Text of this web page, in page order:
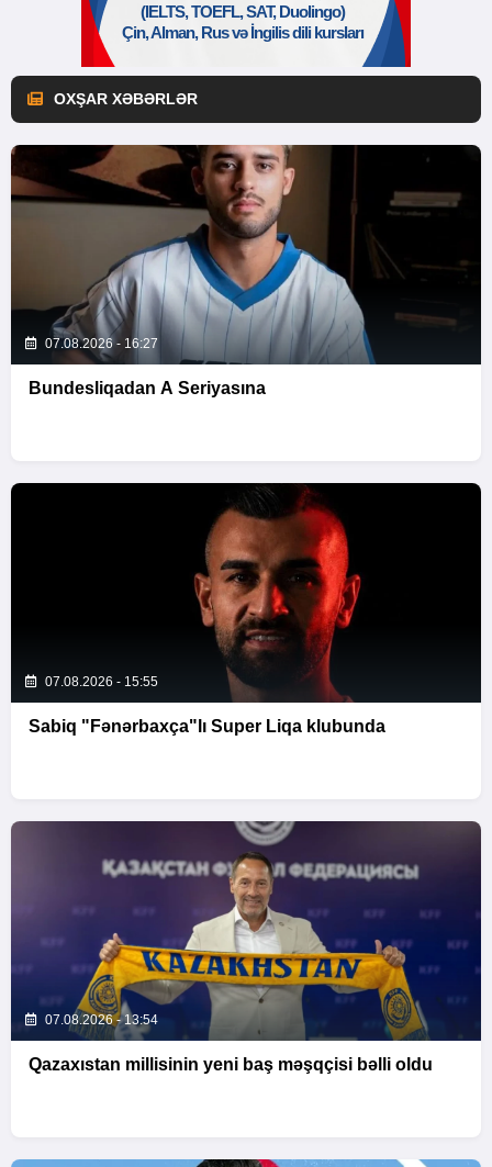
OXŞAR XƏBƏRLƏR
07.08.2026 - 16:27
Bundesliqadan A Seriyasına
07.08.2026 - 15:55
Sabiq "Fənərbaxça"lı Super Liqa klubunda
07.08.2026 - 13:54
Qazaxıstan millisinin yeni baş məşqçisi bəlli oldu